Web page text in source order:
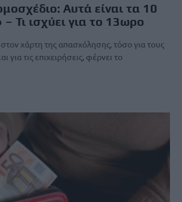
Αυτά είναι τα 10
Τι ισχύει για το 13ωρο
χάρτη της απασχόλησης, τόσο για τους
για τις επιχειρήσεις, φέρνει το